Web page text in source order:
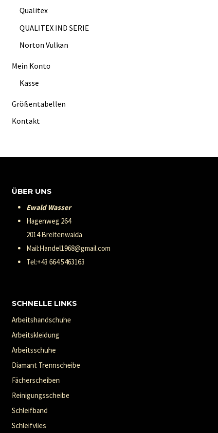
Qualitex
QUALITEX IND SERIE
Norton Vulkan
Mein Konto
Kasse
Größentabellen
Kontakt
ÜBER UNS
Ewald Wasser
Hagenweg 264
2014 Breitenwaida
Mail:Handel1968@gmail.com
Tel:+43 664 5463163
SCHNELLE LINKS
Arbeitshandschuhe
Arbeitskleidung
Arbeitsschuhe
Diamant Trennscheibe
Fächerscheiben
Reinigungsscheibe
Schleifband
Schleifvlies